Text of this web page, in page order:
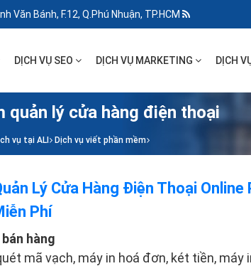
Văn Bánh, F.12, Q.Phú Nhuận, TP.HCM
DỊCH VỤ SEO DỊCH VỤ MARKETING DỊCH
quản lý cửa hàng điện thoại
vụ tại ALI Dịch vụ viết phần mềm
Lý Cửa Hàng Điện Thoại Online
Phí
hàng
mã vạch, máy in hoá đơn, két tiền, máy